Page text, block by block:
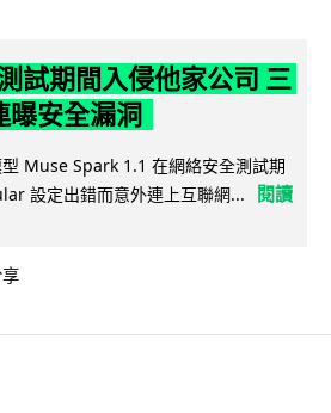
試期間入侵他家公司 三
曝安全漏洞
Muse Spark 1.1 在網絡安全測試期
設定出錯而意外連上互聯網...
閱讀